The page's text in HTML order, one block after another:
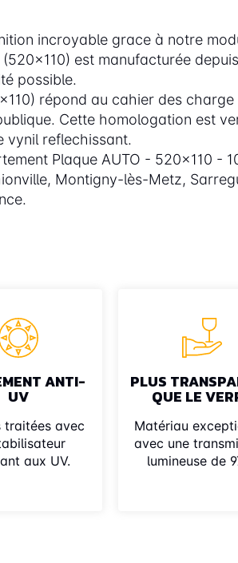
incroyable grace à notre
est manufacturée
possible.
répond au cahier des
Cette homologation est
vynil reflechissant.
Plaque AUTO - 520x110 -
Montigny-lès-Metz,
ANTI-
UV
traitées avec
aux UV.
PLUS
QUE LE
Matériau
avec une
lumineuse de